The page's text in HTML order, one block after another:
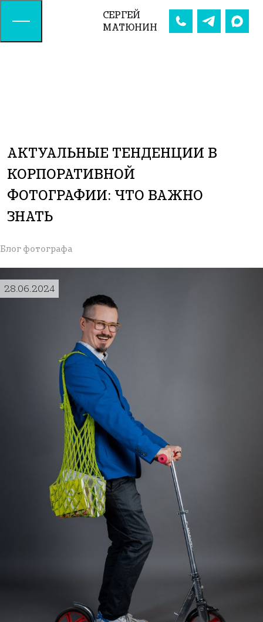
СЕРГЕЙ
МАТЮНИН
АКТУАЛЬНЫЕ ТЕНДЕНЦИИ В
КОРПОРАТИВНОЙ
ФОТОГРАФИИ: ЧТО ВАЖНО
ЗНАТЬ
Блог фотографа
28.06.2024